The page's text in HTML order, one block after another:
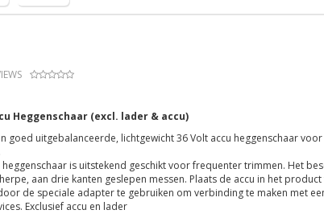
Heggenschaar (excl. lader & accu)
goed uitgebalanceerde, lichtgewicht 36 Volt accu heggenschaar
is uitstekend geschikt voor frequenter trimmen. Het
aan drie kanten geslepen messen. Plaats de accu in het
de speciale adapter te gebruiken om verbinding te maken met
Exclusief accu en lader